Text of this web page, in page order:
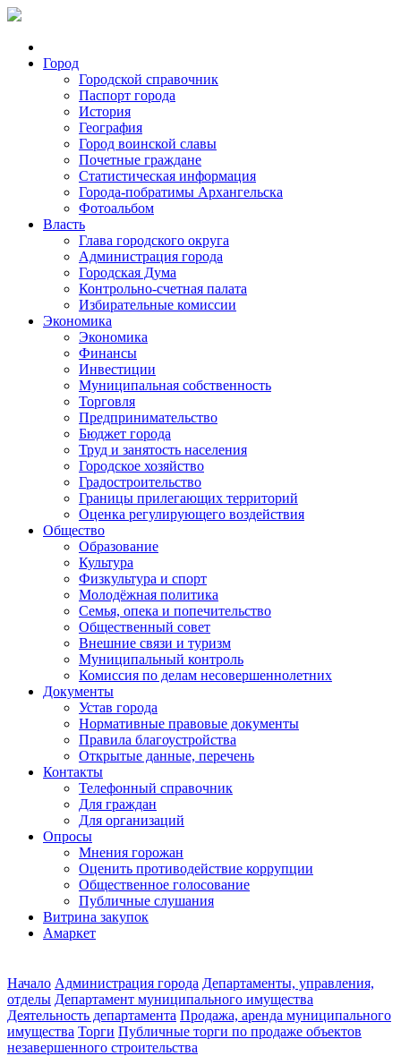
Город
Городской справочник
Паспорт города
История
География
Город воинской славы
Почетные граждане
Статистическая информация
Города-побратимы Архангельска
Фотоальбом
Власть
Глава городского округа
Администрация города
Городская Дума
Контрольно-счетная палата
Избирательные комиссии
Экономика
Экономика
Финансы
Инвестиции
Муниципальная собственность
Торговля
Предпринимательство
Бюджет города
Труд и занятость населения
Городское хозяйство
Градостроительство
Границы прилегающих территорий
Оценка регулирующего воздействия
Общество
Образование
Культура
Физкультура и спорт
Молодёжная политика
Семья, опека и попечительство
Общественный совет
Внешние связи и туризм
Муниципальный контроль
Комиссия по делам несовершеннолетних
Документы
Устав города
Нормативные правовые документы
Правила благоустройства
Открытые данные, перечень
Контакты
Телефонный справочник
Для граждан
Для организаций
Опросы
Мнения горожан
Оценить противодействие коррупции
Общественное голосование
Публичные слушания
Витрина закупок
Амаркет
Начало Администрация города Департаменты, управления,
отделы Департамент муниципального имущества
Деятельность департамента Продажа, аренда муниципального
имущества Торги Публичные торги по продаже объектов
незавершенного строительства